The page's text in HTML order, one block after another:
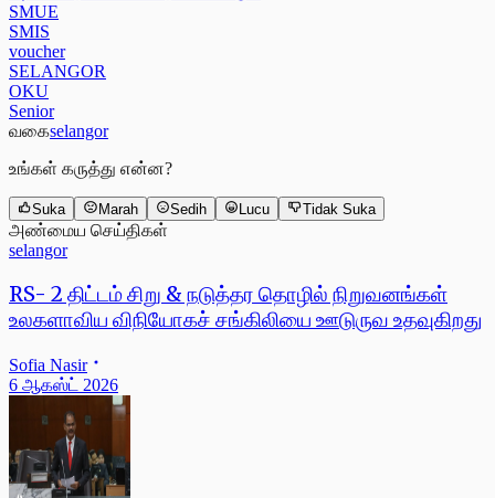
SMUE
SMIS
voucher
SELANGOR
OKU
Senior
வகைselangor
உங்கள் கருத்து என்ன?
Suka Marah Sedih Lucu Tidak Suka
அண்மைய செய்திகள்
selangor
RS- 2 திட்டம் சிறு & நடுத்தர தொழில் நிறுவனங்கள்
உலகளாவிய விநியோகச் சங்கிலியை ஊடுருவ உதவுகிறது
Sofia Nasir
6 ஆகஸ்ட் 2026